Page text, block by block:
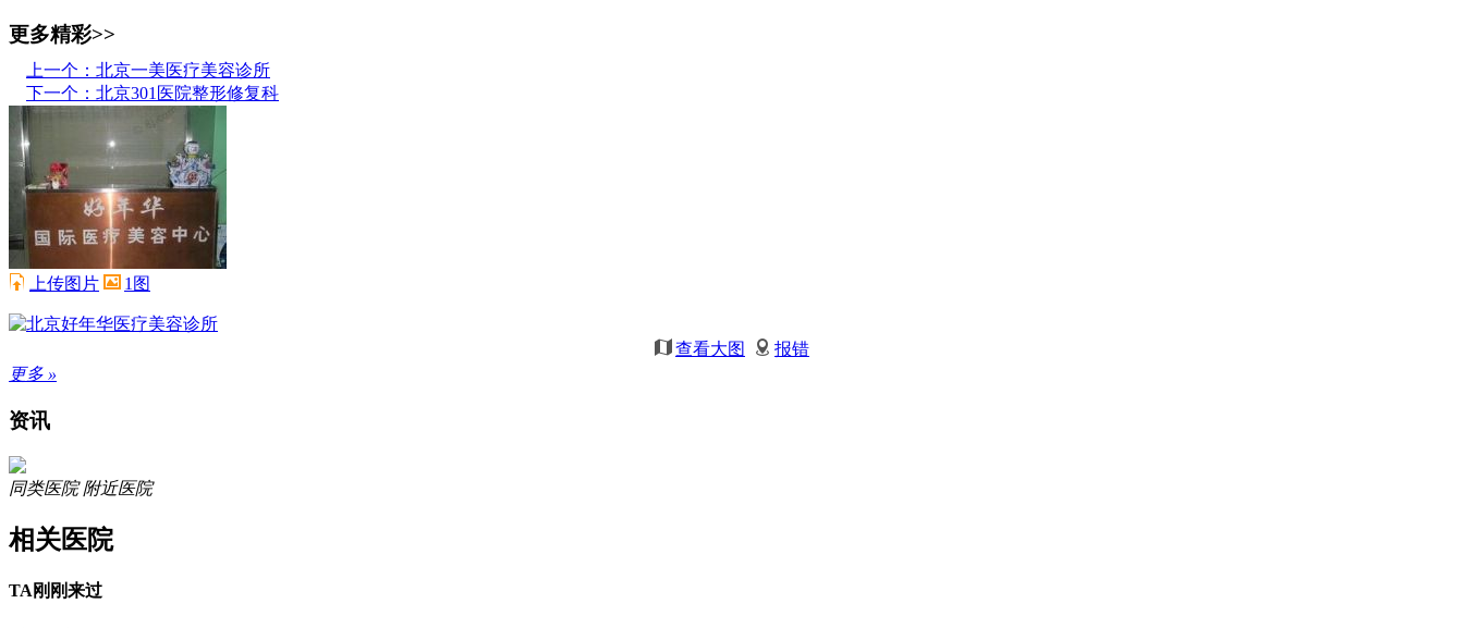
更多精彩>>
上一个：北京一美医疗美容诊所
下一个：北京301医院整形修复科
上传图片 1图
查看大图
报错
更多 »
资讯
同类医院 附近医院
相关医院
TA刚刚来过